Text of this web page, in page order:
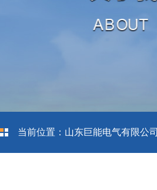
当前位置： 山东巨能电气有限公司